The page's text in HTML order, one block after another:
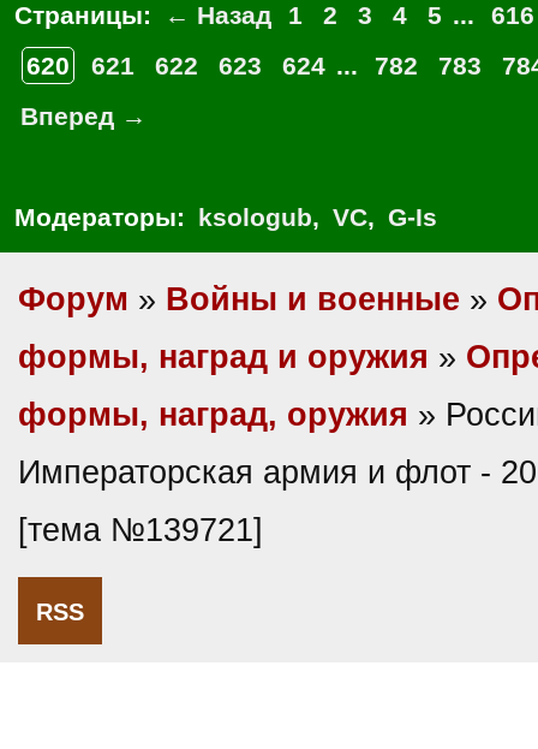
Страницы: ← Назад 1 2 3 4 5 ...
616
620
621 622 623 624 ... 782 783
Вперед →
Модераторы: ksologub, VC, G-Is
Форум » Войны и военные »
формы, наград и оружия »
формы, наград, оружия »
Императорская армия и флот -
[тема №139721]
RSS